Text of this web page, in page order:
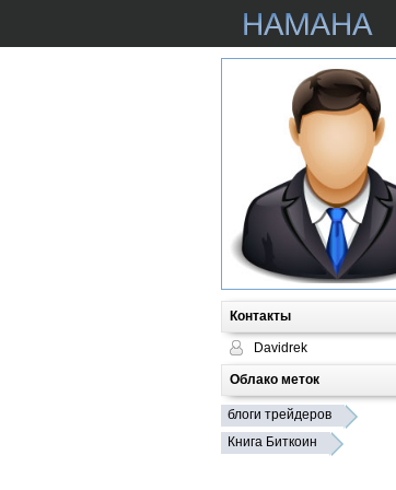
Контакты
Davidrek
Облако меток
блоги трейдеров
Книга Биткоин